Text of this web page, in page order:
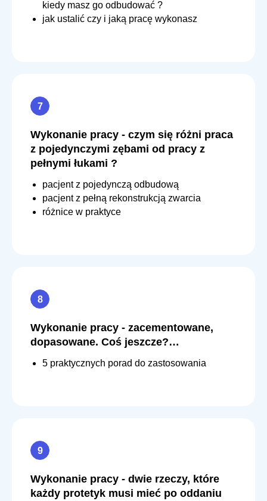
kiedy masz go odbudować ?
jak ustalić czy i jaką pracę wykonasz
Wykonanie pracy - czym się różni praca
z pojedynczymi zębami od pracy z
pełnymi łukami ?
pacjent z pojedynczą odbudową
pacjent z pełną rekonstrukcją zwarcia
różnice w praktyce
Wykonanie pracy - zacementowane,
dopasowane. Coś jeszcze?…
5 praktycznych porad do zastosowania
Wykonanie pracy - dwie rzeczy, które
każdy protetyk musi mieć po oddaniu